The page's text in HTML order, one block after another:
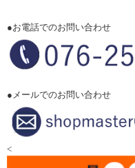
●お電話でのお問い合わせ
●メールでのお問い合わせ
<